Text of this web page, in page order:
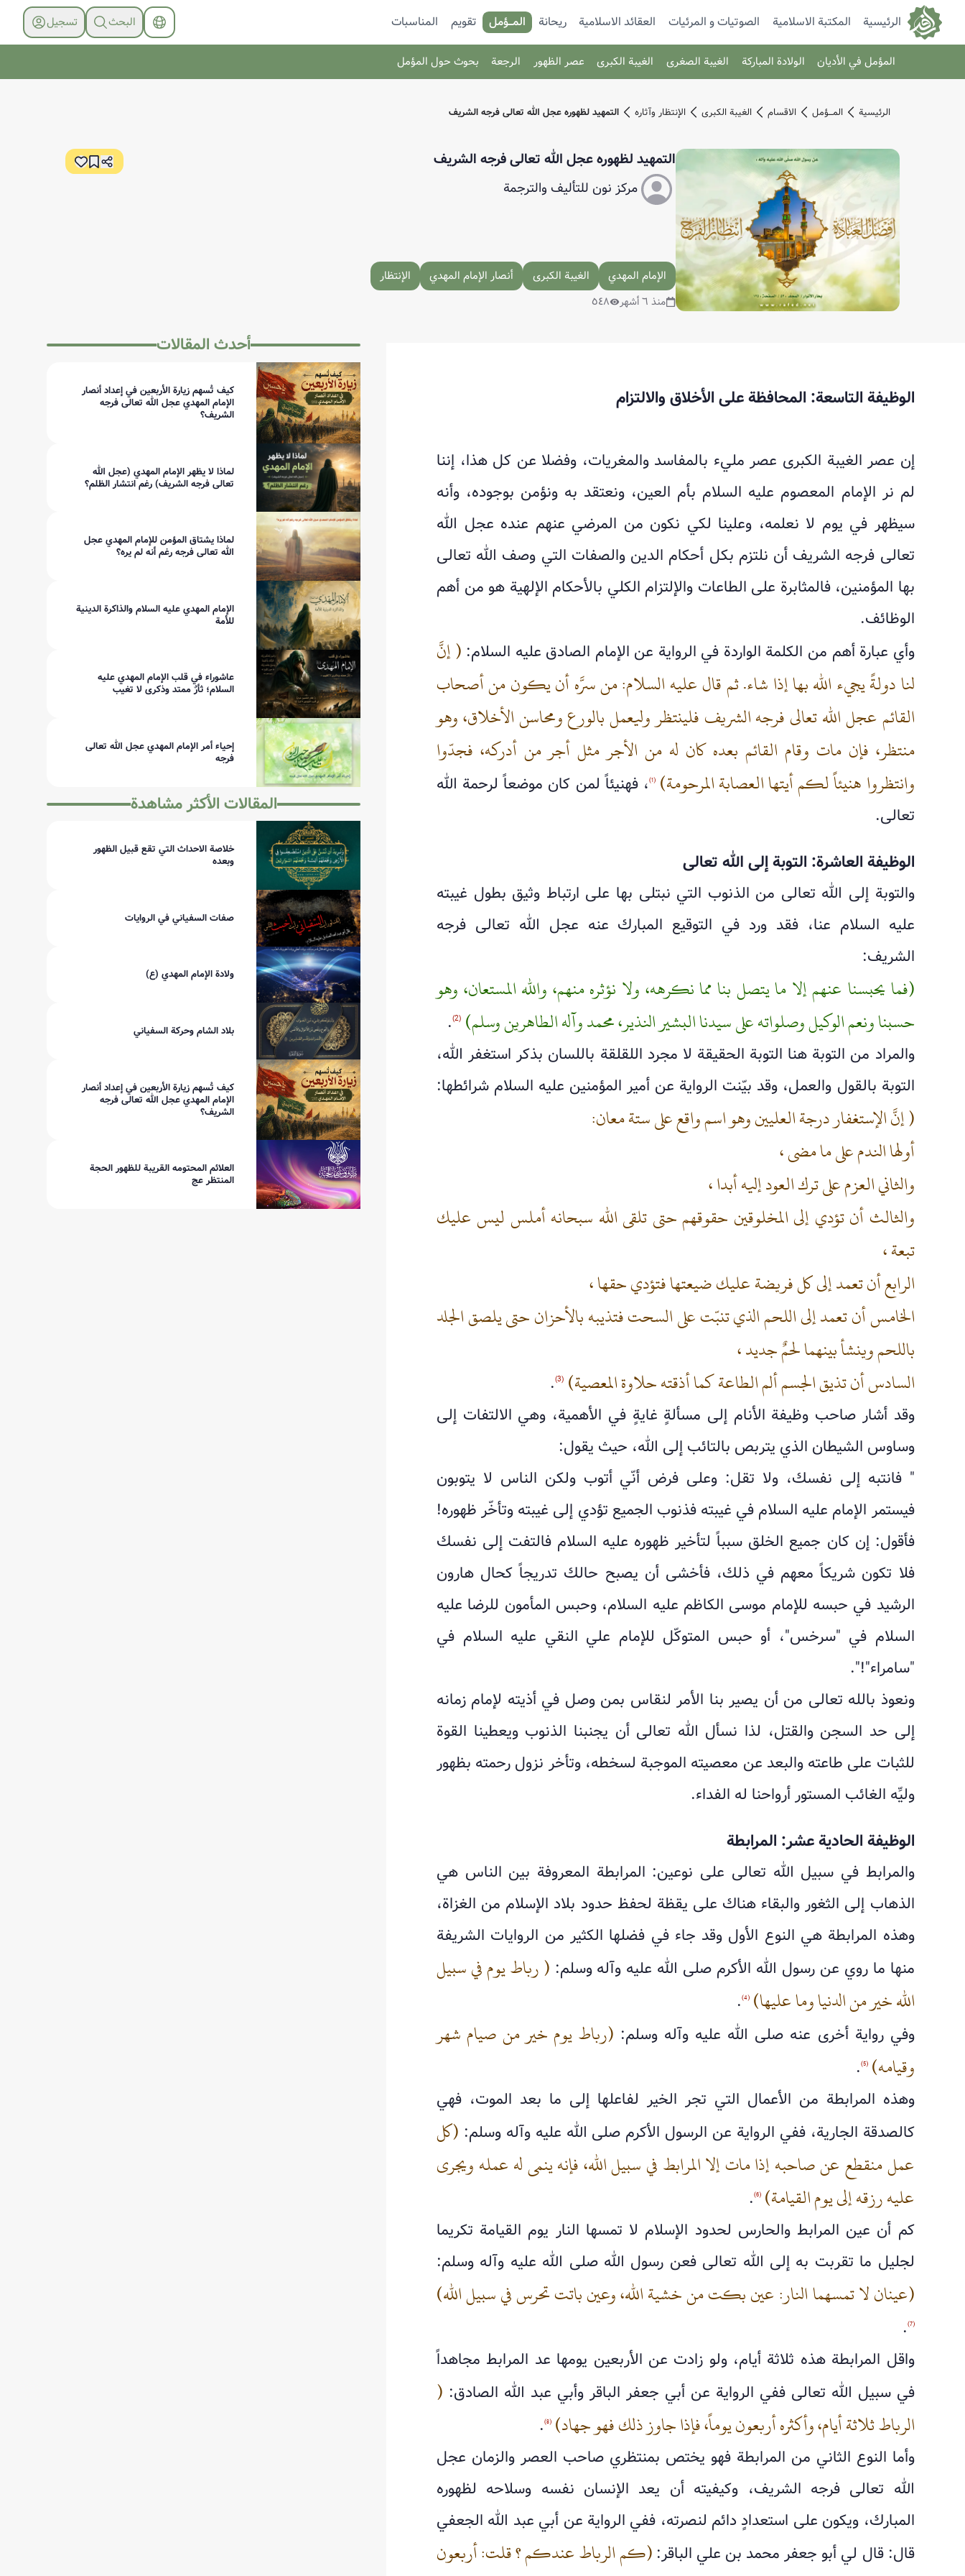
الرئيسية المكتبة الاسلامية الصوتیات و المرئیات العقائد الاسلامية ريحانة المـــؤمل تقویم المناسبات البحث تسجیل
المؤمل في الأديان الولادة المباركة الغيبة الصغرى الغيبة الكبرى عصر الظهور الرجعة بحوث حول المؤمل
الرئیسیة المـــؤمل الاقسام الغيبة الكبرى الإنتظار وآثاره التمهيد لظهوره عجل الله تعالى فرجه الشريف
التمهيد لظهوره عجل الله تعالى فرجه الشريف
مركز نون للتأليف والترجمة
الإمام المهدي الغيبة الكبرى أنصار الإمام المهدي الإنتظار
منذ ٦ أشهر ٥٤٨
الوظيفة التاسعة: المحافظة على الأخلاق والالتزام
إن عصر الغيبة الكبرى عصر مليء بالمفاسد والمغريات، وفضلا عن كل هذا، إننا
لم نر الإمام المعصوم عليه السلام بأم العين، ونعتقد به ونؤمن بوجوده، وأنه
سيظهر في يوم لا نعلمه، وعلينا لكي نكون من المرضي عنهم عنده عجل الله
تعالى فرجه الشريف أن نلتزم بكل أحكام الدين والصفات التي وصف الله تعالى
بها المؤمنين، فالمثابرة على الطاعات والإلتزام الكلي بالأحكام الإلهية هو من أهم
الوظائف.
وأي عبارة أهم من الكلمة الواردة في الرواية عن الإمام الصادق عليه السلام: ( إنَّ
لنا دولةً يجيء الله بها إذا شاء. ثم قال عليه السلام: من سرَّه أن يكون من أصحاب
القائم عجل الله تعالى فرجه الشريف فلينتظر وليعمل بالورع ومحاسن الأخلاق، وهو
منتظر، فإن مات وقام القائم بعده كان له من الأجر مثل أجر من أدركه، فجدّوا
وانتظروا هنيئاً لكم أيتها العصابة المرحومة)(1) ، فهنيئاً لمن كان موضعاً لرحمة الله
تعالى.
الوظيفة العاشرة: التوبة إلى الله تعالى
والتوبة إلى الله تعالى من الذنوب التي نبتلى بها على ارتباط وثيق بطول غيبته
عليه السلام عنا، فقد ورد في التوقيع المبارك عنه عجل الله تعالى فرجه
الشريف:
(فما يحبسنا عنهم إلا ما يتصل بنا مما نكرهه، ولا نؤثره منهم، والله المستعان، وهو
حسبنا ونعم الوكيل وصلواته على سيدنا البشير النذير، محمد وآله الطاهرين وسلم) (2)
.
والمراد من التوبة هنا التوبة الحقيقة لا مجرد اللقلقة باللسان بذكر استغفر الله،
التوبة بالقول والعمل، وقد بيّنت الرواية عن أمير المؤمنين عليه السلام شرائطها:
( إنَّ الإستغفار درجة العليين وهو اسم واقع على ستة معان:
أولها الندم على ما مضى ،
والثاني العزم على ترك العود إليه أبدا ،
والثالث أن تؤدي إلى المخلوقين حقوقهم حتى تلقى الله سبحانه أملس ليس عليك
تبعة ،
الرابع أن تعمد إلى كل فريضة عليك ضيعتها فتؤدي حقها ،
الخامس أن تعمد إلى اللحم الذي تنبّت على السحت فتذيبه بالأحزان حتى يلصق الجلد
باللحم وينشأ بينهما لحمٌ جديد ،
السادس أن تذيق الجسم ألم الطاعة كما أذقته حلاوة المعصية) (3)
.
وقد أشار صاحب وظيفة الأنام إلى مسألةٍ غايةٍ في الأهمية، وهي الالتفات إلى
وساوس الشيطان الذي يتربص بالتائب إلى الله، حيث يقول:
" فانتبه إلى نفسك، ولا تقل: وعلى فرض أنّي أتوب ولكن الناس لا يتوبون
فيستمر الإمام عليه السلام في غيبته فذنوب الجميع تؤدي إلى غيبته وتأخّر ظهوره!
فأقول: إن كان جميع الخلق سبباً لتأخير ظهوره عليه السلام فالتفت إلى نفسك
فلا تكون شريكاً معهم في ذلك، فأخشى أن يصبح حالك تدريجاً كحال هارون
الرشيد في حبسه للإمام موسى الكاظم عليه السلام، وحبس المأمون للرضا عليه
السلام في "سرخس"، أو حبس المتوكّل للإمام علي النقي عليه السلام في
"سامراء"!".
ونعوذ بالله تعالى من أن يصير بنا الأمر لنقاس بمن وصل في أذيته لإمام زمانه
إلى حد السجن والقتل، لذا نسأل الله تعالى أن يجنبنا الذنوب ويعطينا القوة
للثبات على طاعته والبعد عن معصيته الموجبة لسخطه، وتأخر نزول رحمته بظهور
وليِّه الغائب المستور أرواحنا له الفداء.
الوظيفة الحادية عشر: المرابطة
والمرابط في سبيل الله تعالى على نوعين: المرابطة المعروفة بين الناس هي
الذهاب إلى الثغور والبقاء هناك على يقظة لحفظ حدود بلاد الإسلام من الغزاة،
وهذه المرابطة هي النوع الأول وقد جاء في فضلها الكثير من الروايات الشريفة
منها ما روي عن رسول الله الأكرم صلى الله عليه وآله وسلم: ( رباط يوم في سبيل
الله خير من الدنيا وما عليها)(4)
.
وفي رواية أخرى عنه صلى الله عليه وآله وسلم: (رباط يوم خير من صيام شهر
وقيامه)(5)
.
وهذه المرابطة من الأعمال التي تجر الخير لفاعلها إلى ما بعد الموت، فهي
كالصدقة الجارية، ففي الرواية عن الرسول الأكرم صلى الله عليه وآله وسلم: (كل
عمل منقطع عن صاحبه إذا مات إلا المرابط في سبيل الله، فإنه ينمى له عمله ويجرى
عليه رزقه إلى يوم القيامة)(6)
.
كم أن عين المرابط والحارس لحدود الإسلام لا تمسها النار يوم القيامة تكريما
لجليل ما تقربت به إلى الله تعالى فعن رسول الله صلى الله عليه وآله وسلم:
(عينان لا تمسهما النار: عين بكت من خشية الله، وعين باتت تحرس في سبيل الله)
(7)
.
واقل المرابطة هذه ثلاثة أيام، ولو زادت عن الأربعين يومها عد المرابط مجاهداً
في سبيل الله تعالى ففي الرواية عن أبي جعفر الباقر وأبي عبد الله الصادق: (
الرباط ثلاثة أيام، وأكثره أربعون يوماً، فإذا جاوز ذلك فهو جهاد)(8)
.
وأما النوع الثاني من المرابطة فهو يختص بمنتظري صاحب العصر والزمان عجل
الله تعالى فرجه الشريف، وكيفيته أن يعد الإنسان نفسه وسلاحه لظهوره
المبارك، ويكون على استعدادٍ دائم لنصرته، ففي الرواية عن أبي عبد الله الجعفي
قال: قال لي أبو جعفر محمد بن علي الباقر: (كم الرباط عندكم ؟ قلت: أربعون
أحدث المقالات
كيف تُسهم زيارة الأربعين في إعداد أنصار
الإمام المهدي عجل الله تعالى فرجه
الشريف؟
لماذا لا يظهر الإمام المهدي (عجل الله
تعالى فرجه الشريف) رغم انتشار الظلم؟
لماذا يشتاق المؤمن للإمام المهدي عجل
الله تعالى فرجه رغم أنه لم يره؟
الإمام المهدي عليه السلام والذاكرة الدينية
للأمة
عاشوراء في قلب الإمام المهدي عليه
السلام؛ ثأرٌ ممتد وذكرى لا تغيب
إحياء أمر الإمام المهدي عجل الله تعالى
فرجه
المقالات الأكثر مشاهدة
خلاصة الاحداث التي تقع قبيل الظهور
وبعده
صفات السفياني في الروايات
ولادة الإمام المهدي (ع)
بلاد الشام وحركة السفياني
كيف تُسهم زيارة الأربعين في إعداد أنصار
الإمام المهدي عجل الله تعالى فرجه
الشريف؟
العلائم المحتومه القريبة للظهور الحجة
المنتظر عج